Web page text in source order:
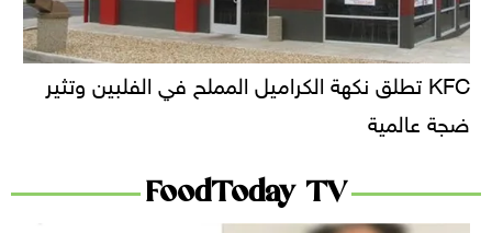
KFC تطلق نكهة الكراميل المملح في الفلبين وتثير
ضجة عالمية
FoodToday TV